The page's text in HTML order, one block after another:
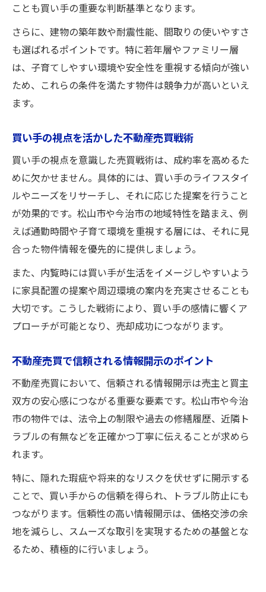
ことも買い手の重要な判断基準となります。
さらに、建物の築年数や耐震性能、間取りの使いやすさ
も選ばれるポイントです。特に若年層やファミリー層
は、子育てしやすい環境や安全性を重視する傾向が強い
ため、これらの条件を満たす物件は競争力が高いといえ
ます。
買い手の視点を活かした不動産売買戦術
買い手の視点を意識した売買戦術は、成約率を高めるた
めに欠かせません。具体的には、買い手のライフスタイ
ルやニーズをリサーチし、それに応じた提案を行うこと
が効果的です。松山市や今治市の地域特性を踏まえ、例
えば通勤時間や子育て環境を重視する層には、それに見
合った物件情報を優先的に提供しましょう。
また、内覧時には買い手が生活をイメージしやすいよう
に家具配置の提案や周辺環境の案内を充実させることも
大切です。こうした戦術により、買い手の感情に響くア
プローチが可能となり、売却成功につながります。
不動産売買で信頼される情報開示のポイント
不動産売買において、信頼される情報開示は売主と買主
双方の安心感につながる重要な要素です。松山市や今治
市の物件では、法令上の制限や過去の修繕履歴、近隣ト
ラブルの有無などを正確かつ丁寧に伝えることが求めら
れます。
特に、隠れた瑕疵や将来的なリスクを伏せずに開示する
ことで、買い手からの信頼を得られ、トラブル防止にも
つながります。信頼性の高い情報開示は、価格交渉の余
地を減らし、スムーズな取引を実現するための基盤とな
るため、積極的に行いましょう。